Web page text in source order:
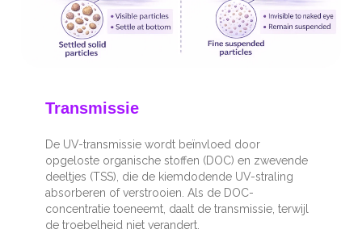
Transmissie
De UV-transmissie wordt beïnvloed door
opgeloste organische stoffen (DOC) en zwevende
deeltjes (TSS), die de kiemdodende UV-straling
absorberen of verstrooien. Als de DOC-
concentratie toeneemt, daalt de transmissie, terwijl
de troebelheid niet verandert.